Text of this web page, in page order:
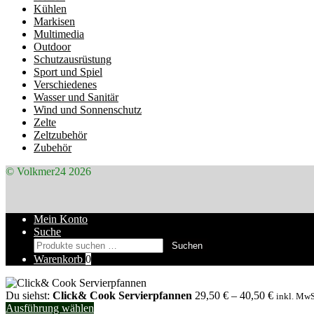
Kühlen
Markisen
Multimedia
Outdoor
Schutzausrüstung
Sport und Spiel
Verschiedenes
Wasser und Sanitär
Wind und Sonnenschutz
Zelte
Zeltzubehör
Zubehör
© Volkmer24 2026
Mein Konto
Suche
Suchen
nach:
Suchen
Warenkorb 0
Du siehst: Click& Cook Servierpfannen 29,50 € – 40,50 € inkl.
Ausführung wählen